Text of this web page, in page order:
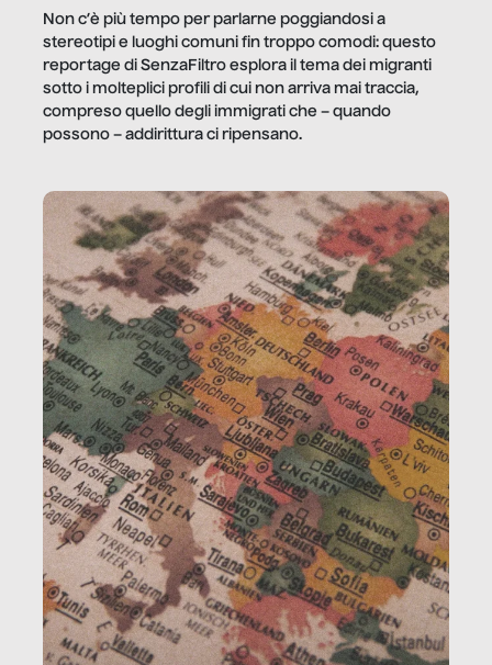
Non c’è più tempo per parlarne poggiandosi a
stereotipi e luoghi comuni fin troppo comodi: questo
reportage di SenzaFiltro esplora il tema dei migranti
sotto i molteplici profili di cui non arriva mai traccia,
compreso quello degli immigrati che – quando
possono – addirittura ci ripensano.